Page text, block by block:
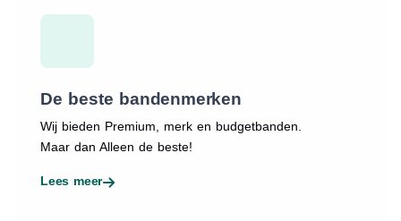
De beste bandenmerken
Wij bieden Premium, merk en budgetbanden.
Maar dan Alleen de beste!
Lees meer